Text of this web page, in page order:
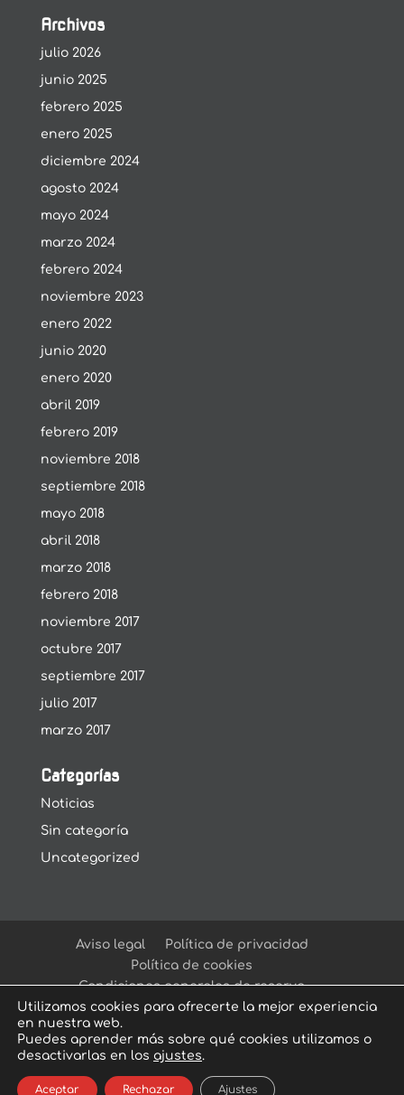
Archivos
julio 2026
junio 2025
febrero 2025
enero 2025
diciembre 2024
agosto 2024
mayo 2024
marzo 2024
febrero 2024
noviembre 2023
enero 2022
junio 2020
enero 2020
abril 2019
febrero 2019
noviembre 2018
septiembre 2018
mayo 2018
abril 2018
marzo 2018
febrero 2018
noviembre 2017
octubre 2017
septiembre 2017
julio 2017
marzo 2017
Categorías
Noticias
Sin categoría
Uncategorized
Aviso legal
Política de privacidad
Política de cookies
Condiciones generales de reserva
© Arcadia Escape Room| Escape Room en
Utilizamos cookies para ofrecerte la mejor experiencia
en nuestra web.
Puedes aprender más sobre qué cookies utilizamos o
desactivarlas en los ajustes.
Aceptar Rechazar Ajustes